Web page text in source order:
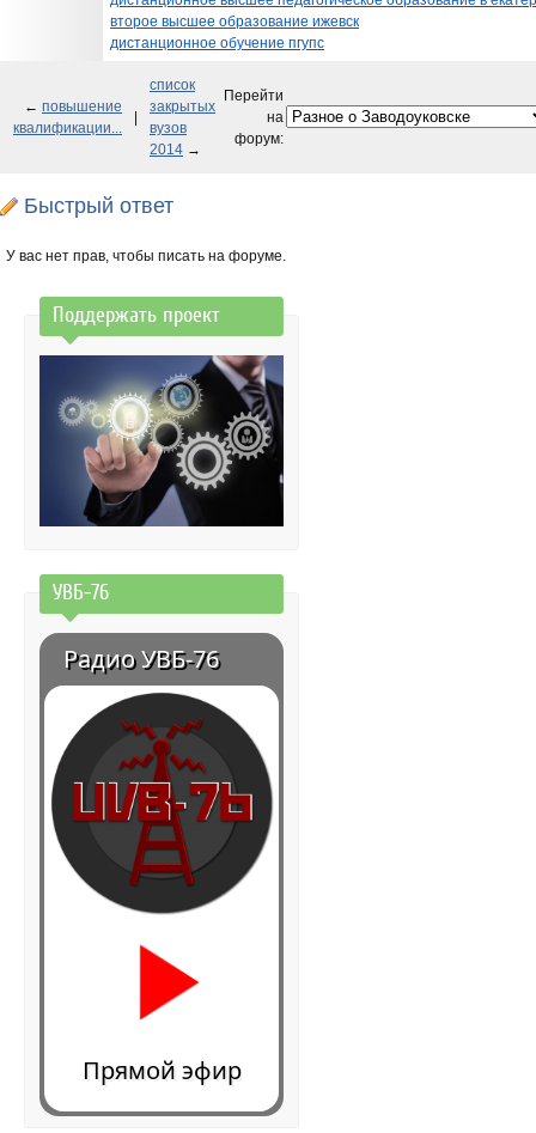
второе высшее образование ижевск
дистанционное обучение пгупс
← повышение
квалификации...
список
закрытых
вузов
2014 →
Перейти
на
форум:
Быстрый ответ
У вас нет прав, чтобы писать на форуме.
Поддержать проект
УВБ-76
Радио УВБ-76
Прямой эфир